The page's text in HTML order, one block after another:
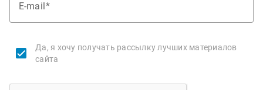
E-mail
Да, я хочу получать рассылку лучших материалов
сайта